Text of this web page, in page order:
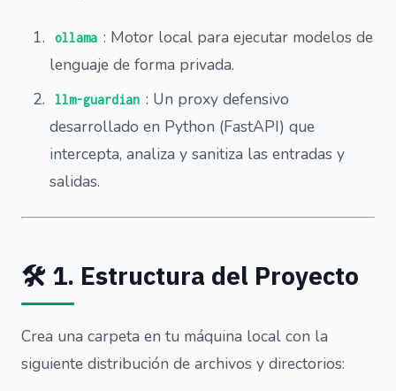
ollama : Motor local para ejecutar modelos de
lenguaje de forma privada.
llm-guardian : Un proxy defensivo
desarrollado en Python (FastAPI) que
intercepta, analiza y sanitiza las entradas y
salidas.
🛠️ 1. Estructura del Proyecto
Crea una carpeta en tu máquina local con la
siguiente distribución de archivos y directorios: